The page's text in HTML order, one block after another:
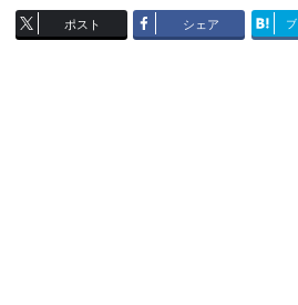
ポスト シェア